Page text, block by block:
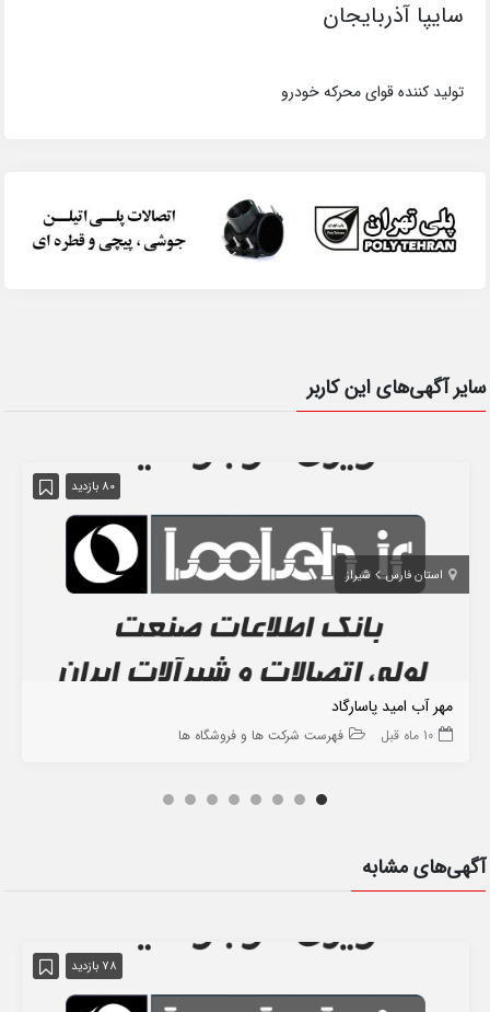
سایپا آذربایجان
تولید کننده قوای محرکه خودرو
سایر آگهی‌های این کاربر
80 بازدید
استان فارس شیراز
مهر آب امید پاسارگاد
10 ماه قبل فهرست شرکت ها و فروشگاه ها
آگهی‌های مشابه
78 بازدید